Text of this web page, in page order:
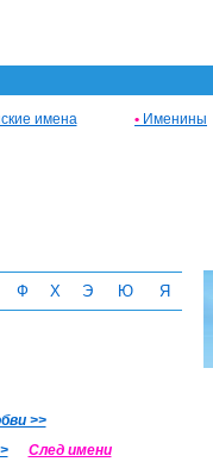
имена • Именины
Ф Х Э Ю Я
>>
След имени